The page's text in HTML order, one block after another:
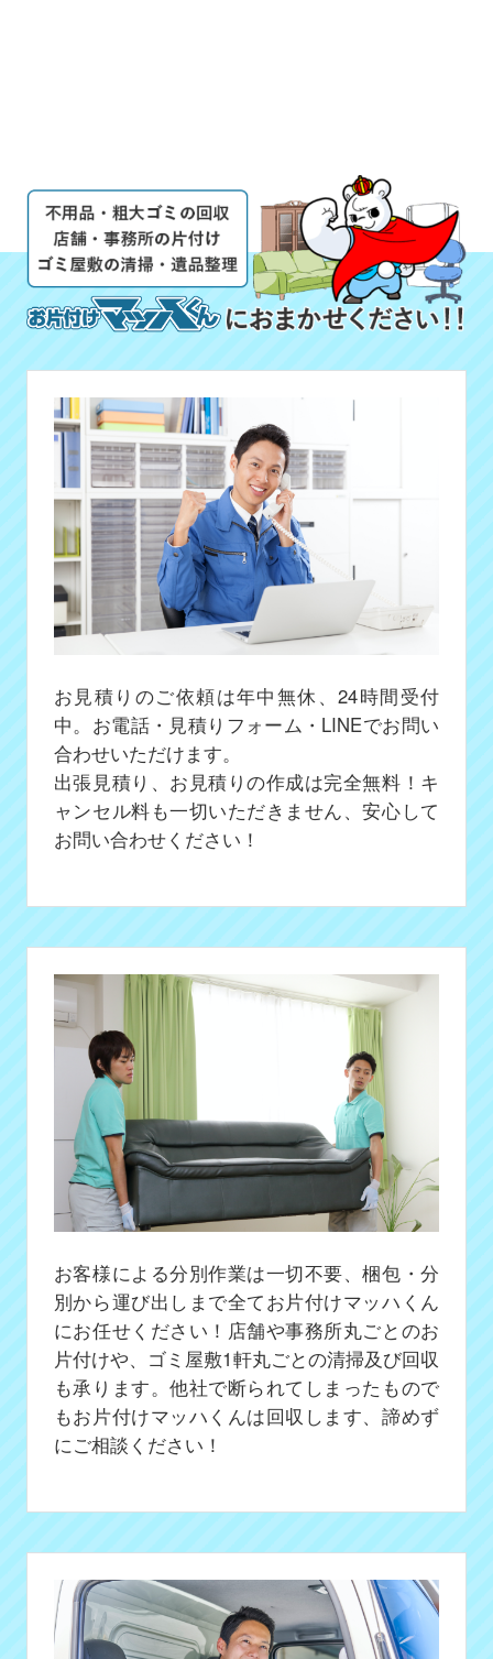
お見積りのご依頼は年中無休、24時間受付
中。お電話・見積りフォーム・LINEでお問い
合わせいただけます。
出張見積り、お見積りの作成は完全無料！キ
ャンセル料も一切いただきません、安心して
お問い合わせください！
お客様による分別作業は一切不要、梱包・分
別から運び出しまで全てお片付けマッハくん
にお任せください！店舗や事務所丸ごとのお
片付けや、ゴミ屋敷1軒丸ごとの清掃及び回収
も承ります。他社で断られてしまったもので
もお片付けマッハくんは回収します、諦めず
にご相談ください！